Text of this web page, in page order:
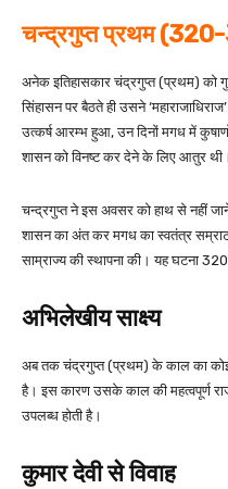
चन्द्रगुप्त प्रथम
अनेक इतिहासकार चंद्रगुप्त (प्रथम) को
सिंहासन पर बैठते ही उसने
उत्कर्ष आरम्भ हुआ, उन दिनों मगध में
शासन को विनष्ट कर देने के लिए आतुर थी।
चन्द्रगुप्त ने इस अवसर को हाथ से नहीं
शासन का अंत कर मगध का स्वतंत्र सम्राट
साम्राज्य की स्थापना की। यह घटना
अभिलेखीय साक्ष्य
अब तक चंद्रगुप्त (प्रथम) के काल का कोई
है। इस कारण उसके काल की महत्वपूर्ण
उपलब्ध होती है।
कुमार देवी से विवाह